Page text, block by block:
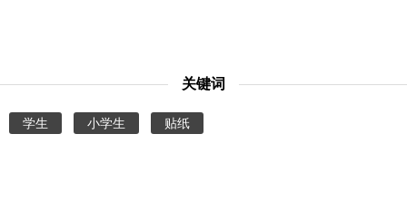
关键词
学生 小学生 贴纸